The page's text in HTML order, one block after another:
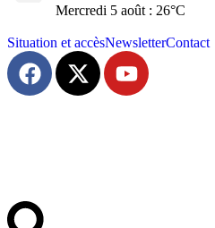
Mercredi 5 août : 26°C
Situation et accèsNewsletterContact